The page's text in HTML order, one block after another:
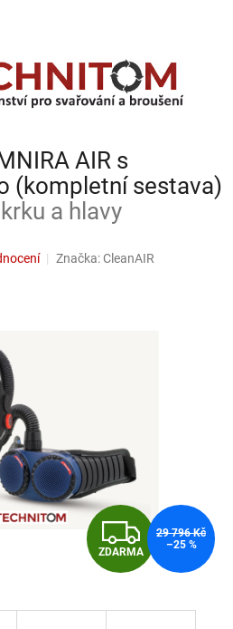
AIR s
(kompletní sestava)
a hlavy
Značka:CleanAIR
Z
D
A
ZDARMA
29 796 Kč
–25 %